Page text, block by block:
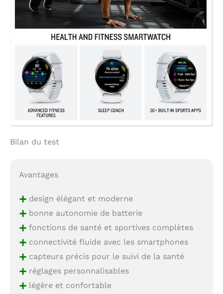
Bilan du test
Avantages
+design élégant et moderne
+bonne autonomie de batterie
+fonctions de santé et sportives complètes
+connectivité fluide avec les smartphones
+capteurs précis pour le suivi de la santé
+réglages personnalisables
+légère et confortable